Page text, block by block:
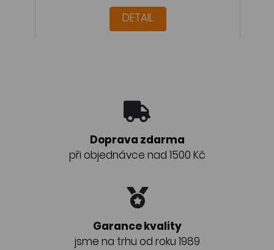
DETAIL
Doprava zdarma
při objednávce nad 1500 Kč
Garance kvality
jsme na trhu od roku 1989